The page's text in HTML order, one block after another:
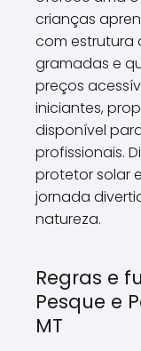
crianças
com estrutura
gramadas e
preços
iniciantes,
disponível
profissionais.
protetor solar
jornada
natureza.
Regras e
Pesque e
MT